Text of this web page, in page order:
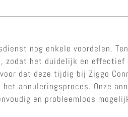
nog enkele voordelen.
zodat het duidelijk en
dat deze tijdig bij Ziggo
annuleringsproces. Onze
en probleemloos